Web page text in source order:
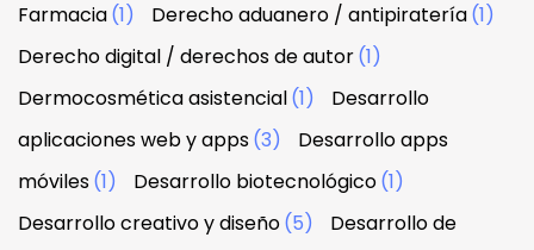
Farmacia(1) Derecho aduanero / antipiratería(1)
Derecho digital / derechos de autor(1)
Dermocosmética asistencial(1)
Desarrollo
aplicaciones web y apps(3)
Desarrollo apps
móviles(1) Desarrollo biotecnológico(1)
Desarrollo creativo y diseño(5)
Desarrollo de